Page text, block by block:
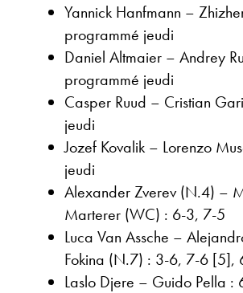
Yannick Hanfmann –
programmé jeudi
Daniel Altmaier – Andrey
programmé jeudi
Casper Ruud – Cristian
jeudi
Jozef Kovalik – Lorenzo
jeudi
Alexander Zverev (N.4) –
Marterer (WC) : 6-3, 7-5
Luca Van Assche –
Fokina (N.7) : 3-6, 7-6 [5],
Laslo Djere – Guido Pella